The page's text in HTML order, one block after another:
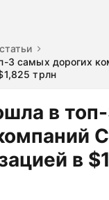
пробный период
3 самых дорогих
трлн
в
в